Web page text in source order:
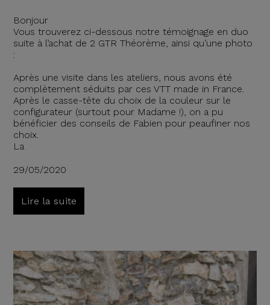
Bonjour
Vous trouverez ci-dessous notre témoignage en duo
suite à l’achat de 2 GTR Théorème, ainsi qu’une photo
:
Après une visite dans les ateliers, nous avons été
complètement séduits par ces VTT made in France.
Après le casse-tête du choix de la couleur sur le
configurateur (surtout pour Madame !), on a pu
bénéficier des conseils de Fabien pour peaufiner nos
choix.
La
29/05/2020
Lire la suite